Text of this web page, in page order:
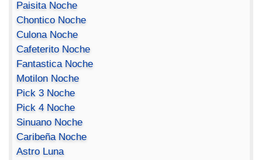
Paisita Noche
Chontico Noche
Culona Noche
Cafeterito Noche
Fantastica Noche
Motilon Noche
Pick 3 Noche
Pick 4 Noche
Sinuano Noche
Caribeña Noche
Astro Luna